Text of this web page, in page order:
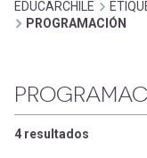
entrar
Gestión
Comunidad
Expand
Exploración
de
EDUCARCHILE
PROGRAMACIÓN
4 resultados